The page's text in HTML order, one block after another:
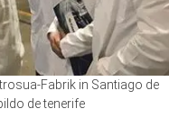
Fabrik in Santiago de
de tenerife